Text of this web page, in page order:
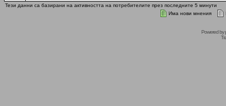
Тези данни са базирани на активността на потребителите през последните 5 минути
Има нови мнения
Powered by